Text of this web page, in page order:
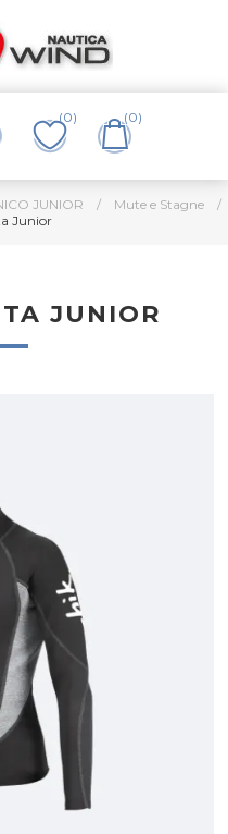
(0) (0)
JUNIOR / Mute e Stagne
/
Junior
JUNIOR